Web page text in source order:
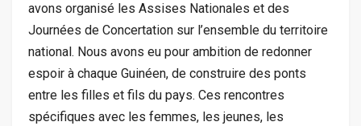
avons organisé les Assises Nationales et des
Journées de Concertation sur l’ensemble du territoire
national. Nous avons eu pour ambition de redonner
espoir à chaque Guinéen, de construire des ponts
entre les filles et fils du pays. Ces rencontres
spécifiques avec les femmes, les jeunes, les